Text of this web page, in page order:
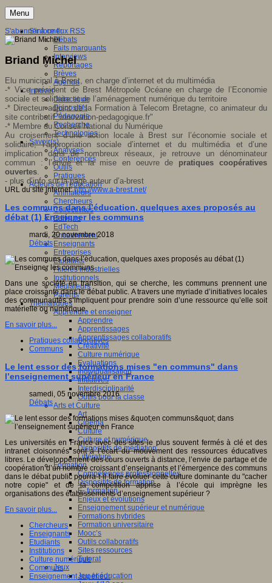
Menu
S'informer
Débats
Faits marquants
Interviews
Reportages
Brèves
Agenda
Innover
Didactique
Dispositifs
Pédagogie
Recherche
Technologies
Savoir(s)
Analyses
Conférences
Outils
Pratiques
Acteurs de l'éducation
Animateurs
Chercheurs
Collectivités
Editeurs
EdTech
Encadrement
Enseignants
Entreprises
Etudiants
Filières industrielles
Institutionnels
Médiateurs
Parents
Thématiques
Apprendre et enseigner
Apprendre
Apprentissages
Apprentissages collaboratifs
Créativité
Culture numérique
Evaluations
Individualisation
Initiatives
Interdisciplinarité
Outils pour la classe
Arts et Culture
Art
Cinéma
Culture
Culture et numérique
Dispositifs de médiation
Littérature
Formation
Compétences professionnelles
Dispositifs de formation
E- formation
Enjeux et évolutions
Enseignement supérieur et numérique
Formations hybrides
Formation universitaire
Mooc’s
Outils collaboratifs
Sites ressources
Tutorat
Jeux
Jeu et éducation
S'abonner à ce flux RSS
Briand Michel
Elu municipal àBrest , en charge d’internet et du multimédia
-* Vice président de Brest Métropole Océane en charge de l’ Economie
sociale et solidaireet de l’aménagement numérique du territoire
-* Directeur adjoint de la Formation àTelecom Bretagne , co animateur du
site contributif "innovation-pedagogique.fr"
-* Membre duConseil National du Numérique
Au croisement d’une action locale à Brest sur l’économie sociale et
solidaire, l’appropriation sociale d’internet et du multimédia et d’une
implication dans de nombreux réseaux, je retrouve un dénominateur
commun : l’envie et la mise en oeuvre de pratiques coopératives
ouvertes
- plus d’infosur la page auteur d’a-brest
URL du site internet:http://www.a-brest.net/
Les communs dans l’éducation, quelques axes proposés au
débat (1) Enseigner les communs
mardi, 20 novembre 2018
Débats
Dans une société en transition, qui se cherche, les communs prennent une
place croissante dans le débat public. A travers une myriade d’initiatives locales
des communautés s’impliquent pour prendre soin d’une ressource qu’elle soit
matérielle ou numérique.
En savoir plus...
Pratiques collaboratives
Communs
Le lent essor des formations mises "en communs" dans
l’enseignement supérieur en France
samedi, 05 novembre 2016
Débats
Les universités en France avec des sites le plus souvent fermés à clé et des
intranet cloisonnés sont à l’écart du mouvement des ressources éducatives
libres. Le développement des cours ouverts à distance, l’envie de partage et de
coopération d’un nombre croissant d’enseignants et l’émergence des communs
dans le débat public pourra-t-il faire évoluer cette culture dominante du "cacher
notre copie" et de la compétition apprise à l’école qui imprègne les
organisations des établissements d’enseignement supérieur ?
En savoir plus...
Chercheurs
Enseignants
Etudiants
Institutions
Culture numérique
Communs
Enseignement supérieur